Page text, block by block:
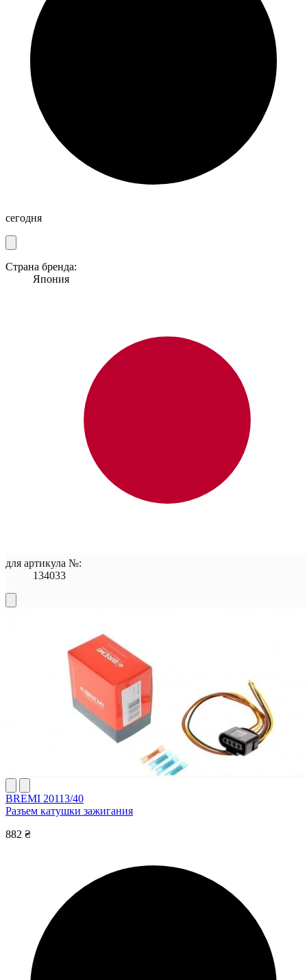
сегодня
Страна бренда:
Япония
для артикула №:
134033
BREMI 20113/40
Разъем катушки зажигания
882 ₴